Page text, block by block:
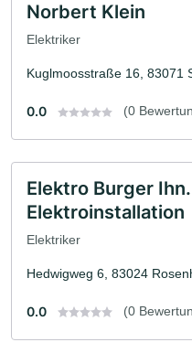
Norbert Klein
Elektriker
Kuglmoosstraße 16, 83071
0.0 (0
Elektro Burger
Elektroinstallation
Elektriker
Hedwigweg 6, 83024
0.0 (0